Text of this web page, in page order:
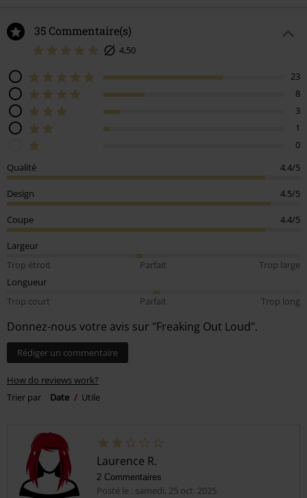
35 Commentaire(s)
4,50
23
8
3
1
0
Qualité
4.4/5
Design 4.5/5
Coupe 4.4/5
Largeur
Trop étroit
Parfait
Trop large
Longueur
Trop court
Parfait Trop long
Donnez-nous votre avis sur "Freaking Out Loud".
Rédiger un commentaire
How do reviews work?
Trier par
Date Utile
Laurence R.
2 Commentaires
Posté le : samedi, 25 oct. 2025